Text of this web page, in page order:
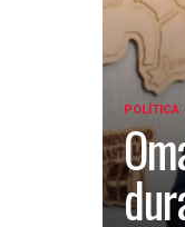
POLÍTICA